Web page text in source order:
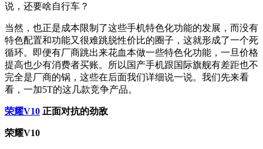
说，还要啥自行车？
当然，也正是成本限制了这些手机特色化功能的发展，而没有
特色配置和功能又很难跳脱性价比的圈子，这就形成了一个死
循环。即便有厂商跳出来花血本做一些特色化功能，一旦价格
提高也少有消费者买账。所以国产手机跟国际旗舰有差距也不
完全是厂商的锅，这些在后面我们详细说一说。我们先来看
看，一加5T的这几款竞争产品。
荣耀V10 正面对抗的劲敌
荣耀V10